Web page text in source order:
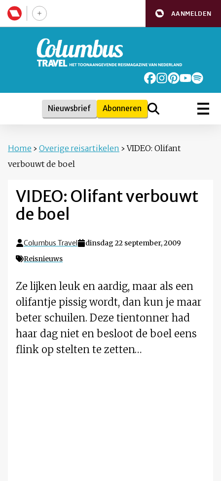
AANMELDEN
Nieuwsbrief Abonneren
Home › Overige reisartikelen › VIDEO: Olifant
verbouwt de boel
VIDEO: Olifant verbouwt
de boel
Columbus Travel
dinsdag 22 september, 2009
Reisnieuws
Ze lijken leuk en aardig, maar als een
olifantje pissig wordt, dan kun je maar
beter schuilen. Deze tientonner had
haar dag niet en besloot de boel eens
flink op stelten te zetten…